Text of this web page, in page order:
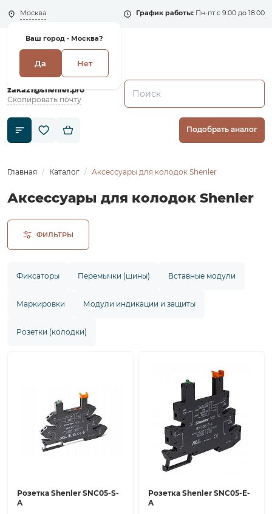
Москва
Ваш город - Москва?
Да Нет
График работы: Пн-пт с 9:00 до 18:00
+7 (495) 135-135-5
zakaz1@shenler.pro
Скопировать почту
Подобрать аналог
Главная Каталог Аксессуары для колодок Shenler
Аксессуары для колодок Shenler
ФИЛЬТРЫ
Фиксаторы Перемычки (шины) Вставные модули
Маркировки Модули индикации и защиты
Розетки (колодки)
Розетка Shenler SNC05-S-
A
Розетка Shenler SNC05-E-
A